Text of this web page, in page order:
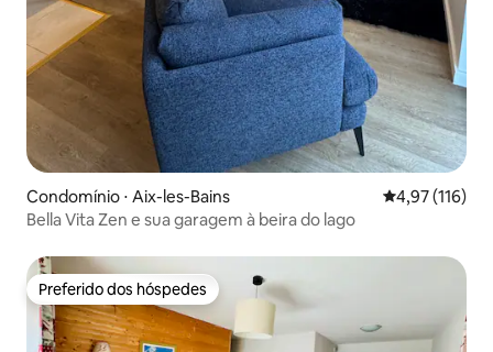
Condomínio ⋅ Aix-les-Bains 4,97 de uma
4,97 (116)
Bella Vita Zen e sua garagem à beira do lago
Preferido dos hóspedes
Preferido dos hóspedes